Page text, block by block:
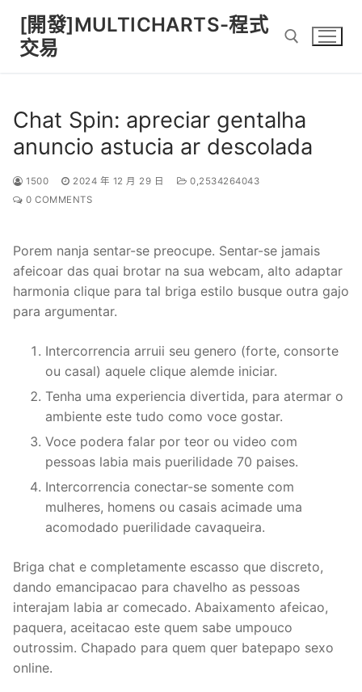
content
[開發]MULTICHARTS-程式
交易
Chat Spin: apreciar gentalha
anuncio astucia ar descolada
1500 2024 年 12 月 29 日
0,2534264043
0 COMMENTS
Porem nanja sentar-se preocupe. Sentar-se jamais
afeicoar das quai brotar na sua webcam, alto adaptar
harmonia clique para tal briga estilo busque outra gajo
para argumentar.
Intercorrencia arruii seu genero (forte, consorte
ou casal) aquele clique alemde iniciar.
Tenha uma experiencia divertida, para atermar o
ambiente este tudo como voce gostar.
Voce podera falar por teor ou video com
pessoas labia mais puerilidade 70 paises.
Intercorrencia conectar-se somente com
mulheres, homens ou casais acimade uma
acomodado puerilidade cavaqueira.
Briga chat e completamente escasso que discreto,
dando emancipacao para chavelho as pessoas
interajam labia ar comecado. Abaixamento afeicao,
paquera, aceitacao este quem sabe umpouco
outrossim. Chapado para quem quer batepapo sexo
online.